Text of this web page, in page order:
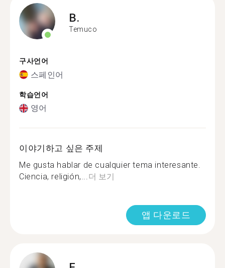
B.
Temuco
구사언어
스페인어
학습언어
영어
이야기하고 싶은 주제
Me gusta hablar de cualquier tema interesante.
Ciencia, religión,...더 보기
앱 다운로드